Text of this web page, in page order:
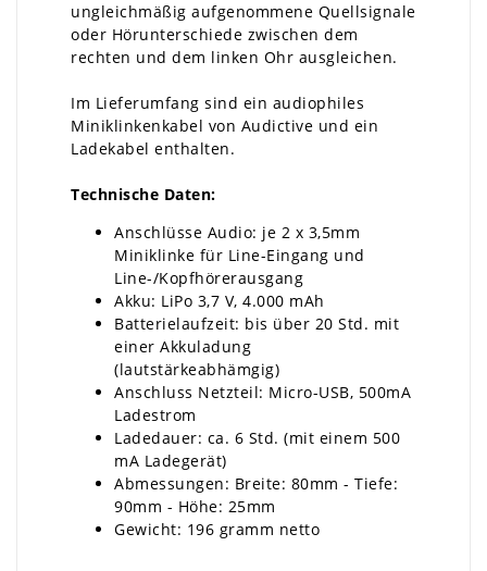
ungleichmäßig aufgenommene Quellsignale
oder Hörunterschiede zwischen dem
rechten und dem linken Ohr ausgleichen.
Im Lieferumfang sind ein audiophiles
Miniklinkenkabel von Audictive und ein
Ladekabel enthalten.
Technische Daten:
Anschlüsse Audio: je 2 x 3,5mm
Miniklinke für Line-Eingang und
Line-/Kopfhörerausgang
Akku: LiPo 3,7 V, 4.000 mAh
Batterielaufzeit: bis über 20 Std. mit
einer Akkuladung
(lautstärkeabhämgig)
Anschluss Netzteil: Micro-USB, 500mA
Ladestrom
Ladedauer: ca. 6 Std. (mit einem 500
mA Ladegerät)
Abmessungen: Breite: 80mm - Tiefe:
90mm - Höhe: 25mm
Gewicht: 196 gramm netto